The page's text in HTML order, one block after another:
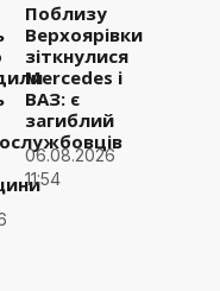
Поблизу
Верхоярівки
зіткнулися
Mercedes і
ВАЗ: є
загиблий
06.08.2026
11:54